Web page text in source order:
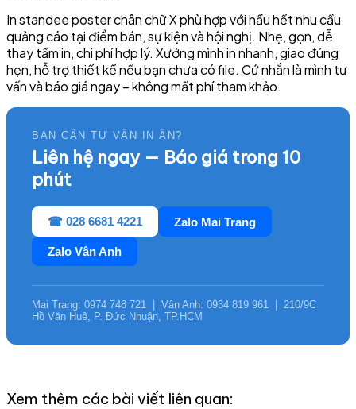
In standee poster chân chữ X phù hợp với hầu hết nhu cầu
quảng cáo tại điểm bán, sự kiện và hội nghị. Nhẹ, gọn, dễ
thay tấm in, chi phí hợp lý. Xưởng mình in nhanh, giao đúng
hẹn, hỗ trợ thiết kế nếu bạn chưa có file. Cứ nhắn là mình tư
vấn và báo giá ngay – không mất phí tham khảo.
BẠN CẦN TƯ VẤN IN ẤN?
Liên hệ ngay — Báo giá trong 10
phút
☎ 028 6681 4221 Zalo Mai Trang
Zalo Vân Anh
Mai Trang: 0974 748 721 | Vân Anh: 0934 819 961 | 210/9C
Hồ Văn Huê, P. Đức Nhuận, TP.HCM
Xem thêm các bài viết liên quan: